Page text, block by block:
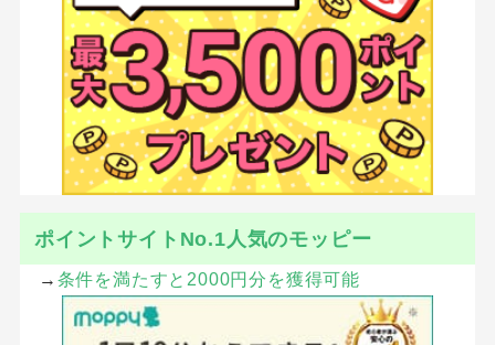
ポイントサイトNo.1人気のモッピー
→ 条件を満たすと2000円分を獲得可能